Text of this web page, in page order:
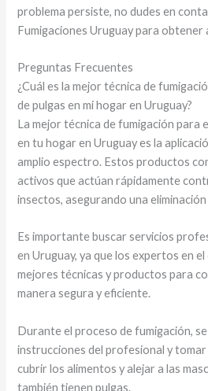
problema persiste, no dudes en
Fumigaciones Uruguay para obtener
Preguntas Frecuentes
¿Cuál es la mejor técnica de
de pulgas en mi hogar en Uruguay?
La mejor técnica de fumigación para
en tu hogar en Uruguay es la
amplio espectro. Estos productos
activos que actúan rápidamente
insectos, asegurando una
Es importante buscar servicios
en Uruguay, ya que los expertos en
mejores técnicas y productos para
manera segura y eficiente.
Durante el proceso de fumigación,
instrucciones del profesional y
cubrir los alimentos y alejar a las
también tienen pulgas.